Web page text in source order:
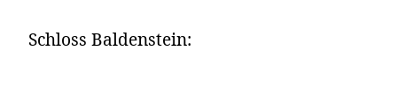
Schloss Baldenstein: